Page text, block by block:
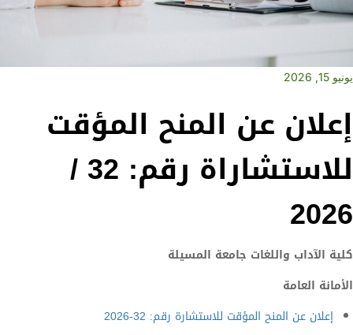
يونيو 15, 2026
إعلان عن المنح المؤقت
للاستشاراة رقم: 32 /
2026
كلية الآداب واللغات جامعة المسيلة
الأمانة العامة
إعلان عن المنح المؤقت للاستشارة رقم: 32-2026